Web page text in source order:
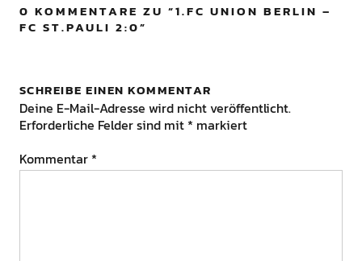
0 KOMMENTARE ZU “1.FC UNION BERLIN –
FC ST.PAULI 2:0”
SCHREIBE EINEN KOMMENTAR
Deine E-Mail-Adresse wird nicht veröffentlicht.
Erforderliche Felder sind mit * markiert
Kommentar *